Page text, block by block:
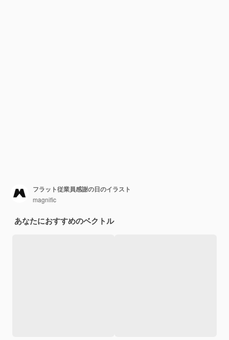
フラット従業員感謝の日のイラスト
magnific
あなたにおすすめのベクトル